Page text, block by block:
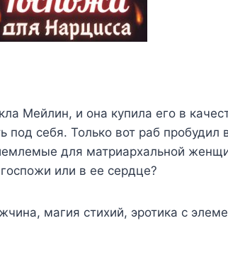
Мейлин, и она купила его в
под себя. Только вот раб пробудил
для матриархальной
или в ее сердце?
магия стихий, эротика с